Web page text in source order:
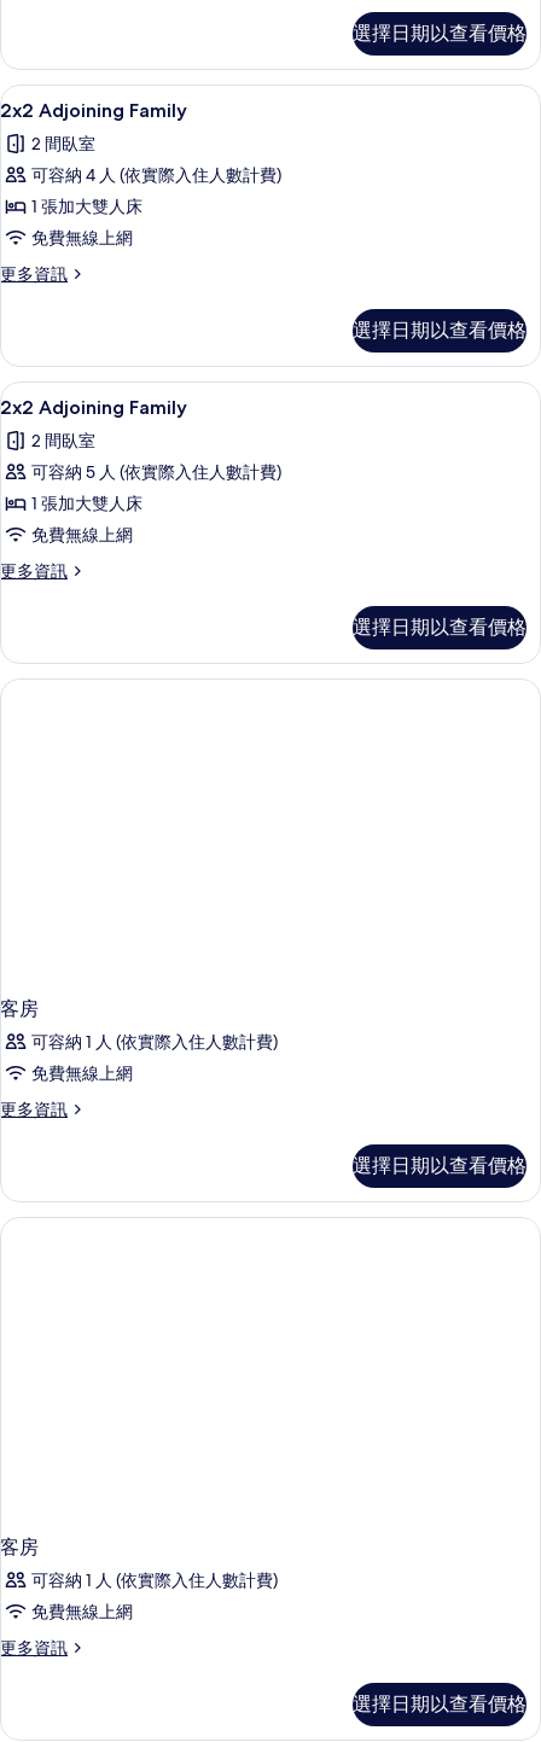
有
相
片
套
房
(Club
Premium)
的
詳
選擇日期以查看價格
顯
示
2x2
Adjoining
Family
的
所
片
高級寢具、迷你吧、客房內保險箱、書
4
2x2 Adjoining Family
2 間臥室
可容納 4 人 (依實際入住人數計費)
1 張加大雙人床
免費無線上網
更多資訊
更
Family
的
詳
選擇日期以查看價格
顯
示
2x2
Adjoining
Family
的
所
片
高級寢具、迷你吧、客房內保險箱、書
4
2x2 Adjoining Family
2 間臥室
可容納 5 人 (依實際入住人數計費)
1 張加大雙人床
免費無線上網
更多資訊
更
Family
的
詳
選擇日期以查看價格
客房
可容納 1 人 (依實際入住人數計費)
免費無線上網
更多資訊
更
的
詳
情
選擇日期以查看價格
客房
可容納 1 人 (依實際入住人數計費)
免費無線上網
更多資訊
更
的
選擇日期以查看價格